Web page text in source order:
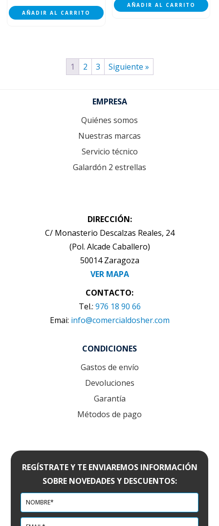
AÑADIR AL CARRITO
AÑADIR AL CARRITO
1 2 3 Siguiente »
EMPRESA
Quiénes somos
Nuestras marcas
Servicio técnico
Galardón 2 estrellas
DIRECCIÓN:
C/ Monasterio Descalzas Reales, 24
(Pol. Alcade Caballero)
50014 Zaragoza
VER MAPA
CONTACTO:
Tel.: 976 18 90 66
Emai: info@comercialdosher.com
CONDICIONES
Gastos de envío
Devoluciones
Garantía
Métodos de pago
REGÍSTRATE Y TE ENVIAREMOS INFORMACIÓN
SOBRE NOVEDADES Y DESCUENTOS: